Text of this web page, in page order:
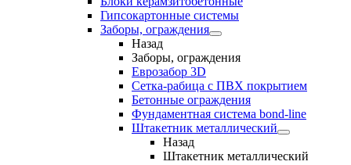
Гипсокартонные системы
Заборы, ограждения
Назад
Заборы, ограждения
Еврозабор 3D
Сетка-рабица с ПВХ покрытием
Бетонные ограждения
Фундаментная система bond-line
Штакетник металлический
Назад
Штакетник металлический